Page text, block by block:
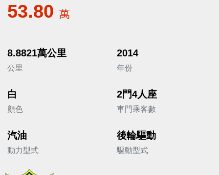
53.80 萬
8.8821萬公里
公里
2014
年份
白
顏色
2門4人座
車門乘客數
汽油
動力型式
後輪驅動
驅動型式